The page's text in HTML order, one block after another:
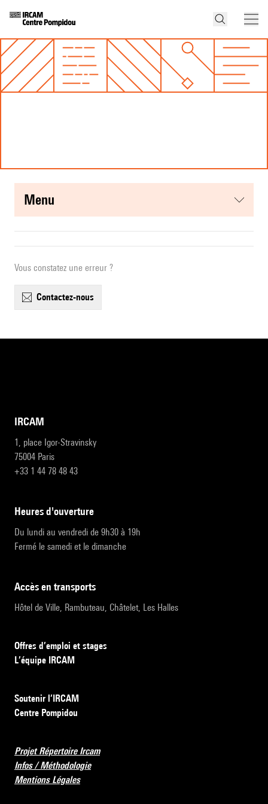
menu
Vous constatez une erreur ?
contactez-nous
IRCAM
1, place Igor-Stravinsky
75004 Paris
+33 1 44 78 48 43
heures d'ouverture
Du lundi au vendredi de 9h30 à 19h
Fermé le samedi et le dimanche
accès en transports
Hôtel de Ville, Rambuteau, Châtelet, Les Halles
Offres d’emploi et stages
L’équipe IRCAM
Soutenir l’IRCAM
Centre Pompidou
Projet Répertoire Ircam
Infos / Méthodologie
Mentions Légales